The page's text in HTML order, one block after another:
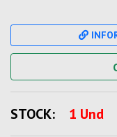
STOCK: 1 Und